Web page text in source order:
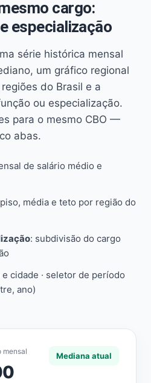
cargo:
especialização
série histórica mensal
um gráfico regional
do Brasil e a
ou especialização.
para o mesmo CBO —
abas.
de salário médio e
média e teto por região do
: subdivisão do cargo
cidade · seletor de período
ano)
mensal Mediana atual